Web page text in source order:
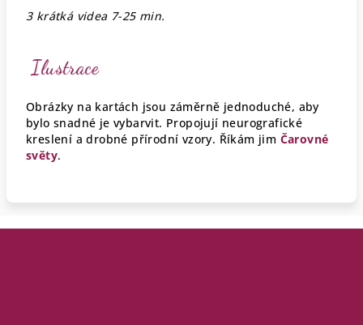
3 krátká videa 7-25 min.
Ilustrace
Obrázky na kartách jsou záměrně jednoduché, aby
bylo snadné je vybarvit. Propojují neurografické
kreslení a drobné přírodní vzory. Říkám jim Čarovné
světy.